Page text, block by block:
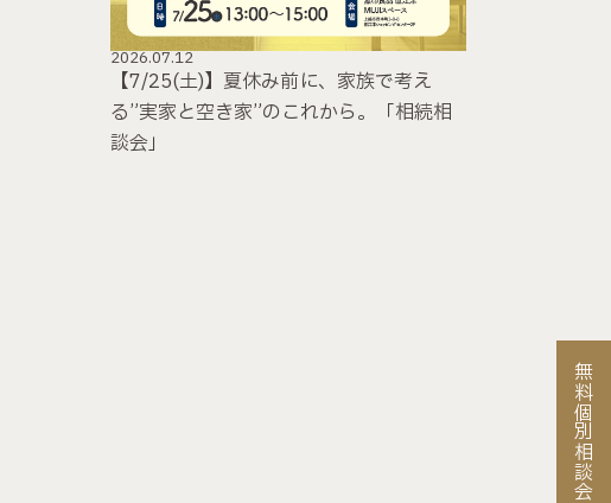
無料個別相談会
2026.07.12
【7/25(土)】夏休み前に、家族で考え
る”実家と空き家”のこれから。「相続相
談会」